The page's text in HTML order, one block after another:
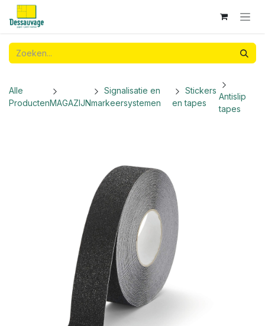
Overslaan naar inhoud
Alle
ProductenMAGAZIJN
Signalisatie en
markeersystemen
Stickers
en tapes
Antislip
tapes